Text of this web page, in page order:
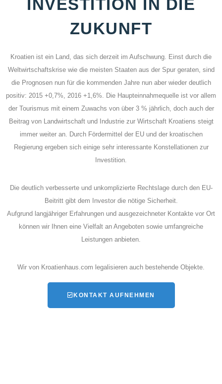
INVESTITION IN DIE
ZUKUNFT
Kroatien ist ein Land, das sich derzeit im Aufschwung. Einst durch die
Weltwirtschaftskrise wie die meisten Staaten aus der Spur geraten, sind
die Prognosen nun für die kommenden Jahre nun aber wieder deutlich
positiv: 2015 +0,7%, 2016 +1,6%. Die Haupteinnahmequelle ist vor allem
der Tourismus mit einem Zuwachs von über 3 % jährlich, doch auch der
Beitrag von Landwirtschaft und Industrie zur Wirtschaft Kroatiens steigt
immer weiter an. Durch Fördermittel der EU und der kroatischen
Regierung ergeben sich einige sehr interessante Konstellationen zur
Investition.
Die deutlich verbesserte und unkomplizierte Rechtslage durch den EU-
Beitritt gibt dem Investor die nötige Sicherheit.
Aufgrund langjähriger Erfahrungen und ausgezeichneter Kontakte vor Ort
können wir Ihnen eine Vielfalt an Angeboten sowie umfangreiche
Leistungen anbieten.
Wir von Kroatienhaus.com legalisieren auch bestehende Objekte.
KONTAKT AUFNEHMEN